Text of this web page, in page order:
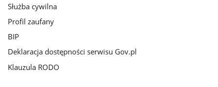
Służba cywilna
Profil zaufany
BIP
Deklaracja dostępności serwisu Gov.pl
Klauzula RODO